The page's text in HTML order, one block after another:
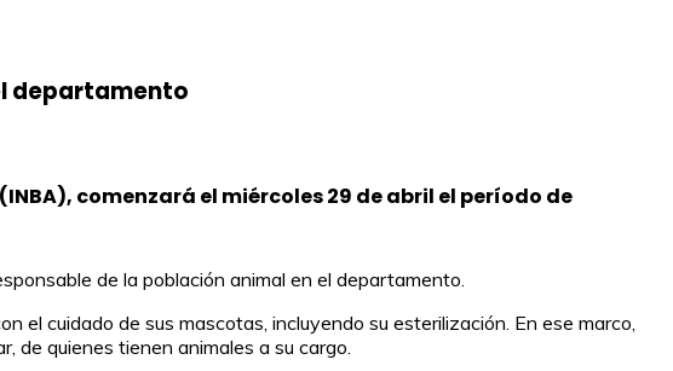
departamento
comenzará el miércoles 29 de abril el período de
de la población animal en el departamento.
el cuidado de sus mascotas, incluyendo su esterilización. En ese marco,
de quienes tienen animales a su cargo.